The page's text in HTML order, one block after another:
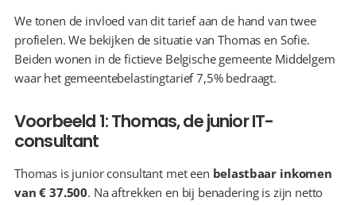
We tonen de invloed van dit tarief aan de hand van twee
profielen. We bekijken de situatie van Thomas en Sofie.
Beiden wonen in de fictieve Belgische gemeente Middelgem
waar het gemeentebelastingtarief 7,5% bedraagt.
Voorbeeld 1: Thomas, de junior IT-
consultant
Thomas is junior consultant met een belastbaar inkomen
van € 37.500